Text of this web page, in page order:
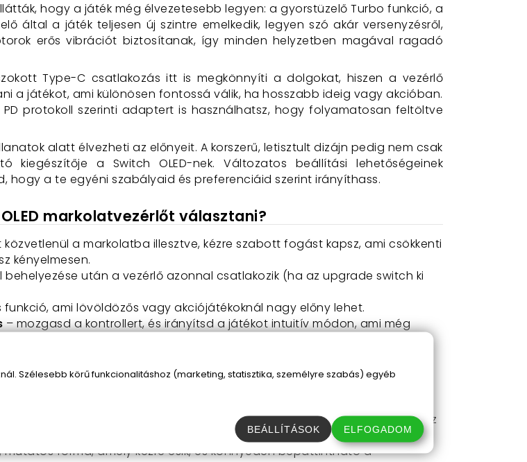
hogy a játék még élvezetesebb legyen: a gyorstüzelő Turbo funkció, a
által a játék teljesen új szintre emelkedik, legyen szó akár versenyzésről,
erős vibrációt biztosítanak, így minden helyzetben magával ragadó
Type-C csatlakozás itt is megkönnyíti a dolgokat, hiszen a vezérlő
a játékot, ami különösen fontossá válik, ha hosszabb ideig vagy akcióban.
protokoll szerinti adaptert is használhatsz, hogy folyamatosan feltöltve
alatt élvezheti az előnyeit. A korszerű, letisztult dizájn pedig nem csak
kiegészítője a Switch OLED-nek. Változatos beállítási lehetőségeinek
hogy a te egyéni szabályaid és preferenciáid szerint irányíthass.
markolatvezérlőt választani?
közvetlenül a markolatba illesztve, kézre szabott fogást kapsz, ami csökkenti
kényelmesen.
behelyezése után a vezérlő azonnal csatlakozik (ha az upgrade switch ki
ami lövöldözős vagy akciójátékoknál nagy előny lehet.
– mozgasd a kontrollert, és irányítsd a játékot intuitív módon, ami még
a legjobb játékteljesítményed pillanatait.
finom rezgést ad, ami magával ragadja a játékélményt.
programozási lehetőség a gombokra, így a játékod igényeihez ízlésedhez
mutatós forma, amely kézre esik, és könnyedén bepattintható a
Szélesebb körű funkcionalitáshoz (marketing, statisztika, személyre szabás) egyéb
BEÁLLÍTÁSOK ELFOGADOM